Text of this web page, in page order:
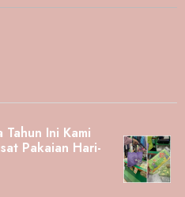
Ini Kami
Pakaian Hari-